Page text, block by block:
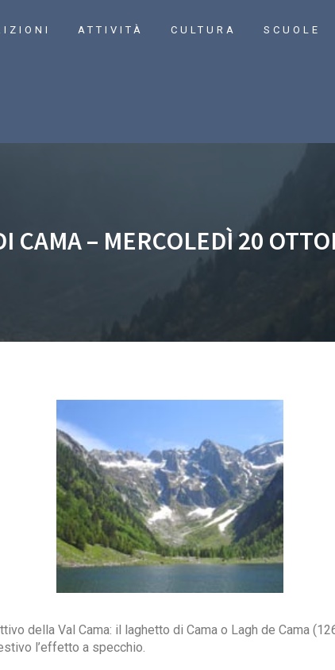
ATTIVITÀ CULTURA SCUOLE
CAMA – MERCOLEDÌ 20
della Val Cama: il laghetto di Cama o Lagh de Cama
l’effetto a specchio.